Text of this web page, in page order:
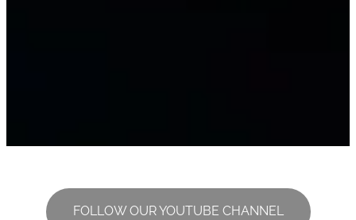
FOLLOW OUR YOUTUBE CHANNEL